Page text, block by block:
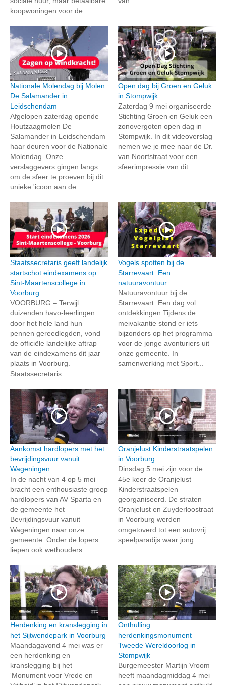
koopwoningen voor de...
Nationale Molendag bij Molen
De Salamander in
Leidschendam
Afgelopen zaterdag opende
Houtzaagmolen De
Salamander in Leidschendam
haar deuren voor de Nationale
Molendag. Onze
verslaggevers gingen langs
om de sfeer te proeven bij dit
unieke 'icoon aan de...
Open dag bij Groen en Geluk
in Stompwijk
Zaterdag 9 mei organiseerde
Stichting Groen en Geluk een
zonovergoten open dag in
Stompwijk. In dit videoverslag
nemen we je mee naar de Dr.
van Noortstraat voor een
sfeerimpressie van dit...
Staatssecretaris geeft landelijk
startschot eindexamens op
Sint-Maartenscollege in
Voorburg
VOORBURG – Terwijl
duizenden havo-leerlingen
door het hele land hun
pennen gereedlegden, vond
de officiële landelijke aftrap
van de eindexamens dit jaar
plaats in Voorburg.
Staatssecretaris...
Vogels spotten bij de
Starrevaart: Een
natuuravontuur
Natuuravontuur bij de
Starrevaart: Een dag vol
ontdekkingen Tijdens de
meivakantie stond er iets
bijzonders op het programma
voor de jonge avonturiers uit
onze gemeente. In
samenwerking met Sport...
Aankomst hardlopers met het
bevrijdingsvuur vanuit
Wageningen
In de nacht van 4 op 5 mei
bracht een enthousiaste groep
hardlopers van AV Sparta en
de gemeente het
Bevrijdingsvuur vanuit
Wageningen naar onze
gemeente. Onder de lopers
liepen ook wethouders...
Oranjelust Kinderstraatspelen
in Voorburg
Dinsdag 5 mei zijn voor de
45e keer de Oranjelust
Kinderstraatspelen
georganiseerd. De straten
Oranjelust en Zuyderloostraat
in Voorburg werden
omgetoverd tot een autovrij
speelparadijs waar jong...
Herdenking en kranslegging in
het Sijtwendepark in Voorburg
Maandagavond 4 mei was er
een herdenking en
kranslegging bij het
‘Monument voor Vrede en
Onthulling
herdenkingsmonument
Tweede Wereldoorlog in
Stompwijk
Burgemeester Martijn Vroom
heeft maandagmiddag 4 mei